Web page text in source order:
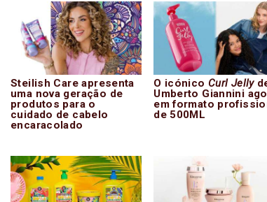
Steilish Care apresenta
uma nova geração de
produtos para o
cuidado de cabelo
encaracolado
O icónico Curl Jelly
Umberto Giannini
em formato
de 500ML